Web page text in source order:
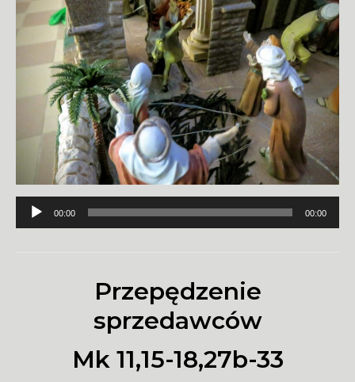
Odtwarzacz
plików
00:00 00:00
Przepędzenie
sprzedawców
Mk 11,15-18,27b-33